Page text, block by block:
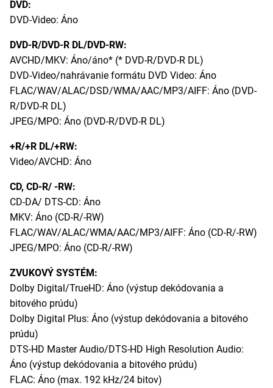
DVD:
DVD-Video: Áno
DVD-R/DVD-R DL/DVD-RW:
AVCHD/MKV: Áno/áno* (* DVD-R/DVD-R DL)
DVD-Video/nahrávanie formátu DVD Video: Áno
FLAC/WAV/ALAC/DSD/WMA/AAC/MP3/AIFF: Áno (DVD-
R/DVD-R DL)
JPEG/MPO: Áno (DVD-R/DVD-R DL)
+R/+R DL/+RW:
Video/AVCHD: Áno
CD, CD-R/ -RW:
CD-DA/ DTS-CD: Áno
MKV: Áno (CD-R/-RW)
FLAC/WAV/ALAC/WMA/AAC/MP3/AIFF: Áno (CD-R/-RW)
JPEG/MPO: Áno (CD-R/-RW)
ZVUKOVÝ SYSTÉM:
Dolby Digital/TrueHD: Áno (výstup dekódovania a
bitového prúdu)
Dolby Digital Plus: Áno (výstup dekódovania a bitového
prúdu)
DTS-HD Master Audio/DTS-HD High Resolution Audio:
Áno (výstup dekódovania a bitového prúdu)
FLAC: Áno (max. 192 kHz/24 bitov)